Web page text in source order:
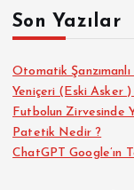
Son Yazılar
Otomatik
Yeniçeri (Eski Asker
Futbolun Zirvesinde
Patetik Nedir ?
ChatGPT Google’ın